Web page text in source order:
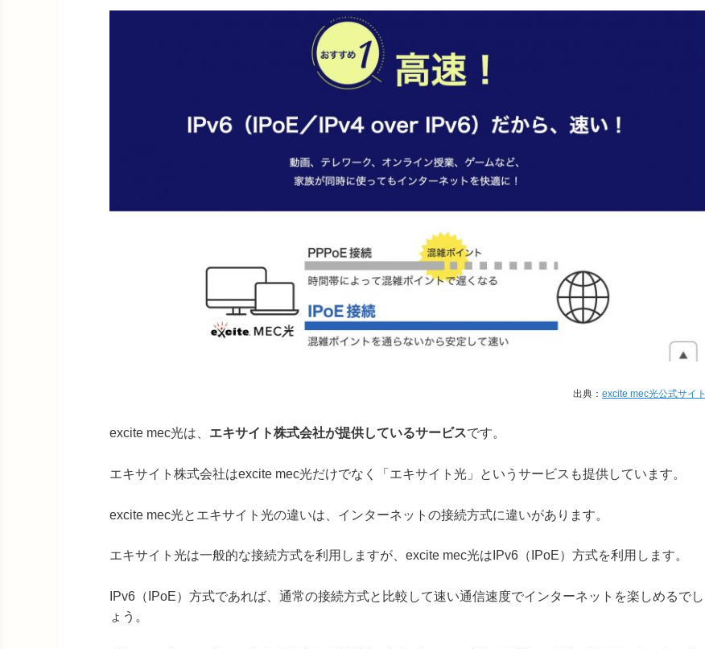
出典： excite mec光公式サイト
excite mec光は、 エキサイト株式会社が提供しているサービスです。
エキサイト株式会社はexcite mec光だけでなく「エキサイト光」というサービスも提供しています。
excite mec光とエキサイト光の違いは、インターネットの接続方式に違いがあります。
エキサイト光は一般的な接続方式を利用しますが、excite mec光はIPv6（IPoE）方式を利用します。
IPv6（IPoE）方式であれば、通常の接続方式と比較して速い通信速度でインターネットを楽しめるでし
ょう。